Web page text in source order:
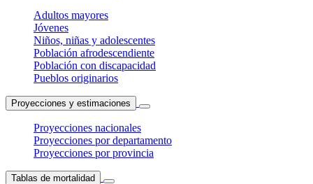
Adultos mayores
Jóvenes
Niños, niñas y adolescentes
Población afrodescendiente
Población con discapacidad
Pueblos originarios
Proyecciones y estimaciones
Proyecciones nacionales
Proyecciones por departamento
Proyecciones por provincia
Tablas de mortalidad